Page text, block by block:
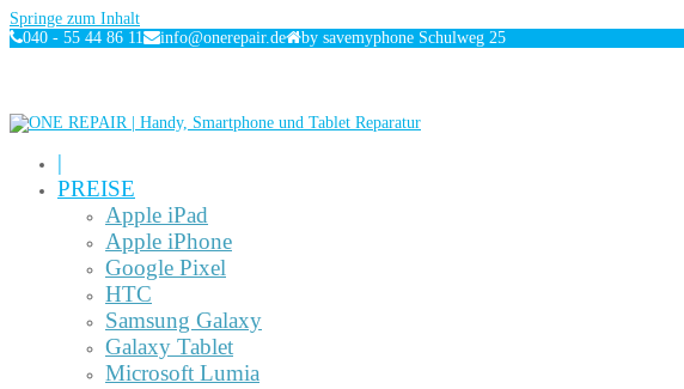
Springe zum Inhalt
040 - 55 44 86 11
info@onerepair.de by savemyphone Schulweg 25
|
PREISE
Apple iPad
Apple iPhone
Google Pixel
HTC
Samsung Galaxy
Galaxy Tablet
Microsoft Lumia